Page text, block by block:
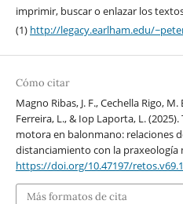
imprimir, buscar o enlazar los
(1) http://legacy.earlham.edu/
Cómo citar
Magno Ribas, J. F., Cechella Rigo,
Ferreira, L., & Iop Laporta, L.
motora en balonmano: relaciones
distanciamiento con la praxeología
https://doi.org/10.47197/
Más formatos de cita